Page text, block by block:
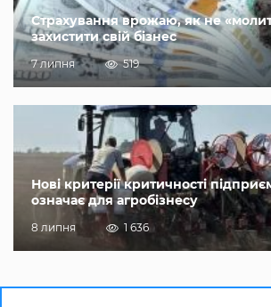
Страхування врожаю, як не
захистити свій бізнес
7 липня 519
Нові критерії критичності
означає для агробізнесу
8 липня 1 636